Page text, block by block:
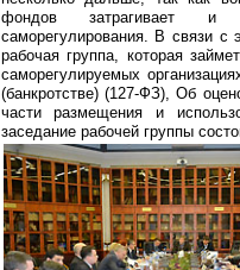
фондов затрагивает и
саморегулирования. В связи с
рабочая группа, которая
саморегулируемых
(банкротстве) (127-ФЗ), Об
части размещения и
заседание рабочей группы